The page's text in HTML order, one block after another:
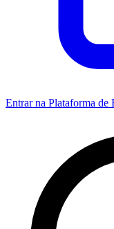
Entrar na Plataforma de